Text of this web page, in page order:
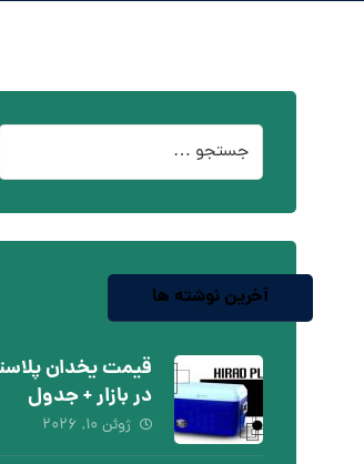
آخرین نوشته ها
در بازار + جدول
ژوئن ۱۰, ۲۰۲۶